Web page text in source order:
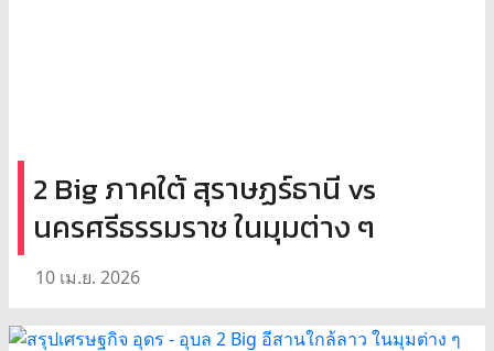
2 Big ภาคใต้ สุราษฏร์ธานี vs
นครศรีธรรมราช ในมุมต่าง ๆ
10 เม.ย. 2026